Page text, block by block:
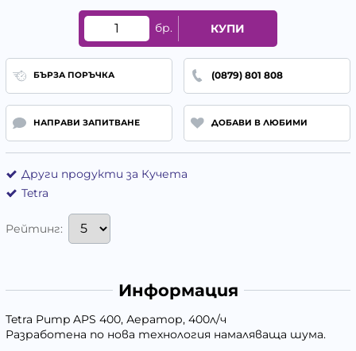
бр. КУПИ
БЪРЗА ПОРЪЧКА (0879) 801 808
НАПРАВИ ЗАПИТВАНЕ ДОБАВИ В ЛЮБИМИ
Други продукти за Кучета
Tetra
Рейтинг:
Информация
Tetra Pump APS 400, Аератор, 400л/ч
Разработена по нова технология намаляваща шума.